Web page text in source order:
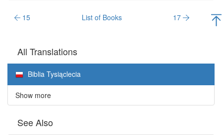
15 List of Books 17
All Translations
Biblia Tysiąclecia
Show more
See Also